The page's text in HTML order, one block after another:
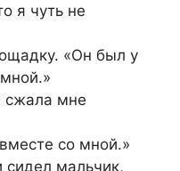
я чуть не
«Он был у
сжала мне
со мной.»
сидел мальчик,